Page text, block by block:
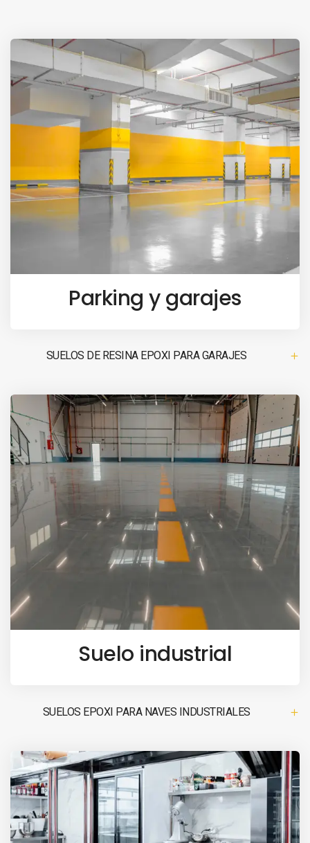
Parking y garajes
SUELOS DE RESINA EPOXI PARA GARAJES
Suelo industrial
SUELOS EPOXI PARA NAVES INDUSTRIALES